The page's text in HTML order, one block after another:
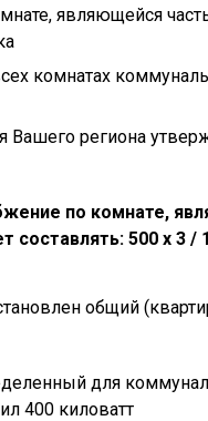
являющейся
комнатах
Вашего региона
по комнате,
составлять: 500 х 3 /
общий
для
400 киловатт